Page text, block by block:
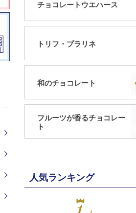
チョコレートウエハース
トリフ・プラリネ
和のチョコレート
フルーツが香るチョコレー
ト
人気ランキング